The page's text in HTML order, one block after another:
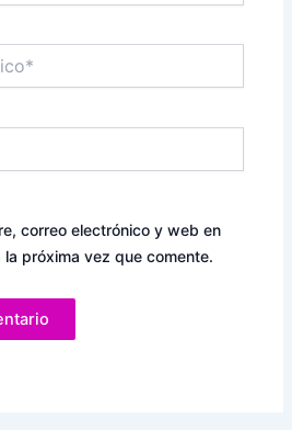
correo electrónico y web en
próxima vez que comente.